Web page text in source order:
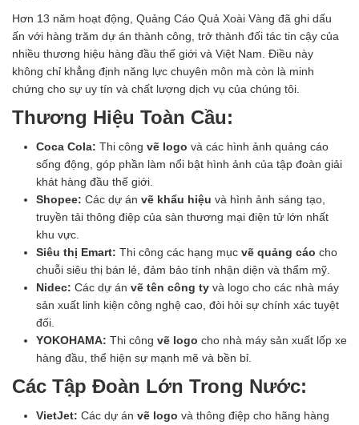
Hơn 13 năm hoạt động, Quảng Cáo Quả Xoài Vàng đã ghi dấu
ấn với hàng trăm dự án thành công, trở thành đối tác tin cậy của
nhiều thương hiệu hàng đầu thế giới và Việt Nam. Điều này
không chỉ khẳng định năng lực chuyên môn mà còn là minh
chứng cho sự uy tín và chất lượng dịch vụ của chúng tôi.
Thương Hiệu Toàn Cầu:
Coca Cola: Thi công vẽ logo và các hình ảnh quảng cáo
sống động, góp phần làm nổi bật hình ảnh của tập đoàn giải
khát hàng đầu thế giới.
Shopee: Các dự án vẽ khẩu hiệu và hình ảnh sáng tạo,
truyền tải thông điệp của sàn thương mại điện tử lớn nhất
khu vực.
Siêu thị Emart: Thi công các hạng mục vẽ quảng cáo cho
chuỗi siêu thị bán lẻ, đảm bảo tính nhận diện và thẩm mỹ.
Nidec: Các dự án vẽ tên công ty và logo cho các nhà máy
sản xuất linh kiện công nghệ cao, đòi hỏi sự chính xác tuyệt
đối.
YOKOHAMA: Thi công vẽ logo cho nhà máy sản xuất lốp xe
hàng đầu, thể hiện sự mạnh mẽ và bền bỉ.
Các Tập Đoàn Lớn Trong Nước:
VietJet: Các dự án vẽ logo và thông điệp cho hãng hàng